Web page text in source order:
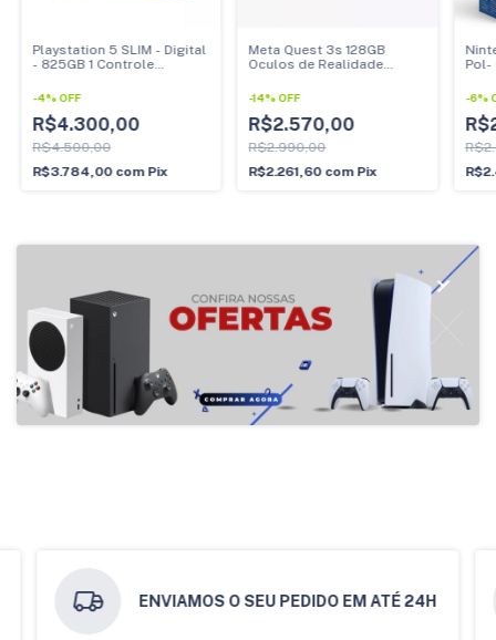
Playstation 5 SLIM - Digital
- 825GB 1 Controle
-4%OFF
R$4.300,00
R$4.500,00
R$3.784,00 com Pix
Meta Quest 3s 128GB
Oculos de Realidade
-14%OFF
R$2.570,00
R$2.990,00
R$2.261,60 com Pix
Pol-
-6%
ENVIAMOS O SEU PEDIDO EM ATÉ 24H